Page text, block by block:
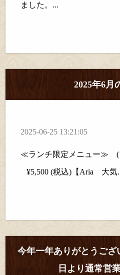
ました。...
2025年6月
2025-06-25 13:21:05
≪ランチ限定メニュー≫
¥5,500 (税込)【Aria 大気
今年一年ありがとうござ
日より通常営